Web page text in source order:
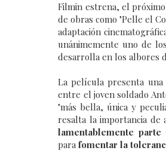
Filmin estrena, el
de obras como "Pelle el
adaptación
unánimemente uno de
desarrolla en los albores
La película presenta
entre el joven soldado
"más bella, única y
resalta la importancia de
lamentablemente
parafomentar la